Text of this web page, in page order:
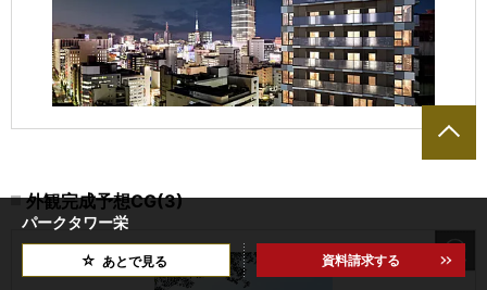
外観完成予想CG(3)
パークタワー栄
あとで見る 資料請求する